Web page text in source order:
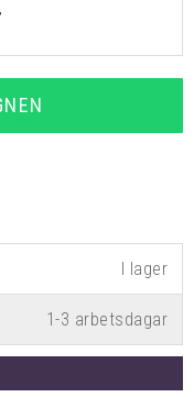
1-3 arbetsdagar